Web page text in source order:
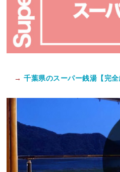
→ 千葉県のスーパー銭湯【完